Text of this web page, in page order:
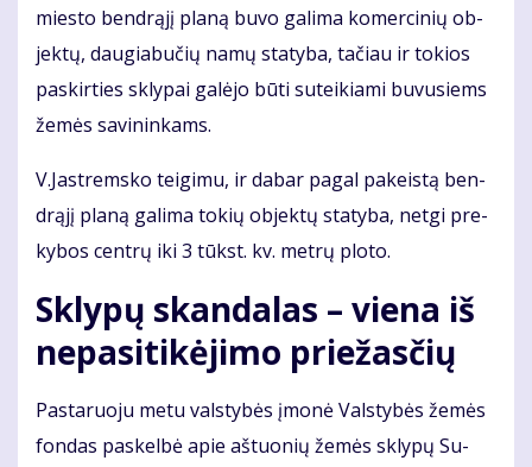
mies­to ben­drą­jį pla­ną bu­vo ga­li­ma ko­mer­ci­nių ob­
jek­tų, dau­gia­bu­čių na­mų sta­ty­ba, ta­čiau ir to­kios
pa­skir­ties skly­pai ga­lė­jo bū­ti su­tei­kia­mi bu­vu­siems
že­mės sa­vi­nin­kams.
V.Jast­rems­ko tei­gi­mu, ir da­bar pa­gal pa­keis­tą ben­
drą­jį pla­ną ga­li­ma to­kių ob­jek­tų sta­ty­ba, net­gi pre­
ky­bos cen­trų iki 3 tūkst. kv. met­rų plo­to.
Skly­pų skan­da­las – vie­na iš
ne­pa­si­ti­kė­ji­mo prie­žas­čių
Pas­ta­ruo­ju me­tu vals­ty­bės įmo­nė Vals­ty­bės že­mės
fon­das pa­skel­bė apie aš­tuo­nių že­mės skly­pų Su­